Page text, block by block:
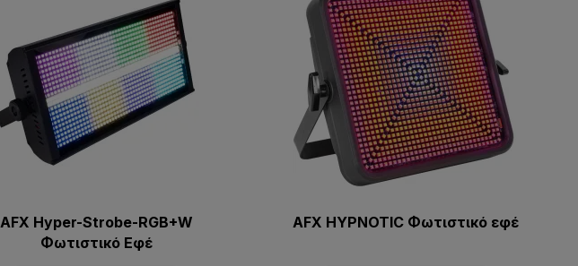
AFX Hyper-Strobe-RGB+W
Φωτιστικό Εφέ
AFX HYPNOTIC Φωτιστικό εφέ